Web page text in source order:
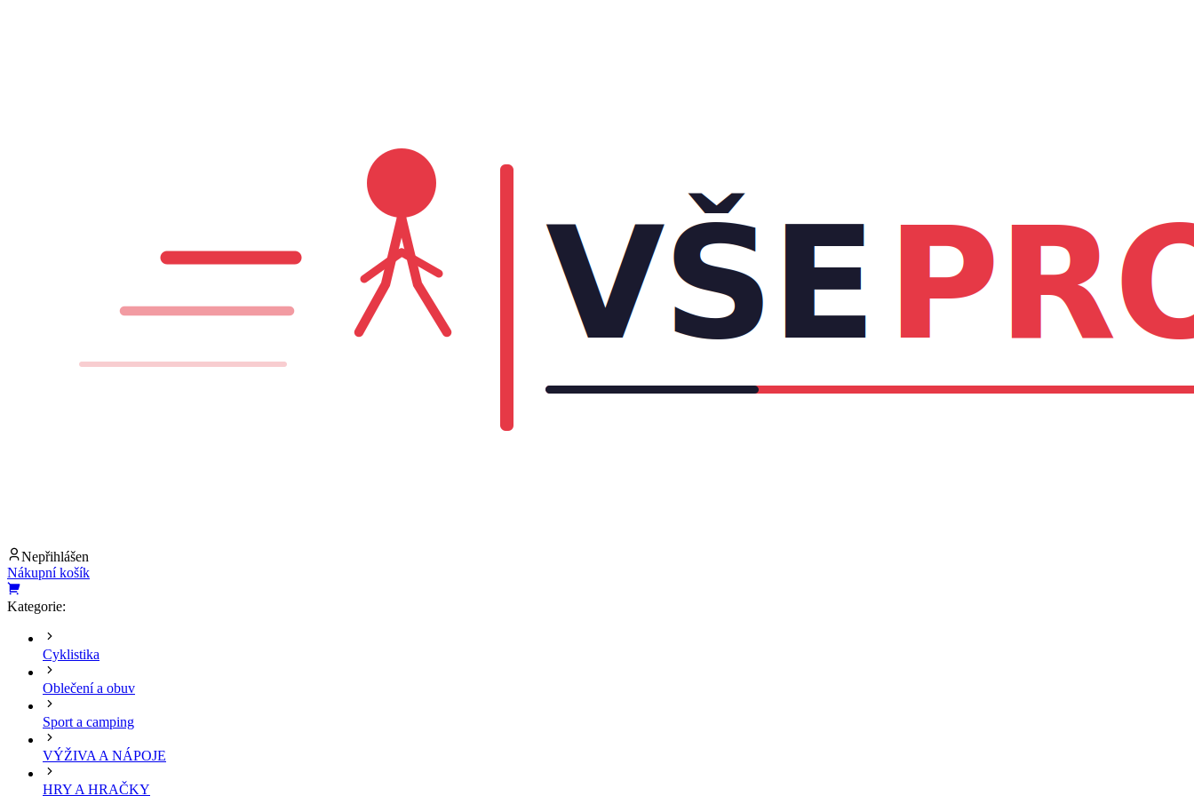
Nepřihlášen
Nákupní košík
Kategorie:
Cyklistika
Oblečení a obuv
Sport a camping
VÝŽIVA A NÁPOJE
HRY A HRAČKY